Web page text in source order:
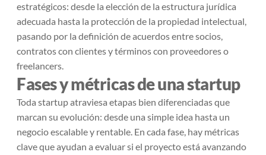
estratégicos: desde la elección de la estructura jurídica
adecuada hasta la protección de la propiedad intelectual,
pasando por la definición de acuerdos entre socios,
contratos con clientes y términos con proveedores o
freelancers.
Fases y métricas de una startup
Toda startup atraviesa etapas bien diferenciadas que
marcan su evolución: desde una simple idea hasta un
negocio escalable y rentable. En cada fase, hay métricas
clave que ayudan a evaluar si el proyecto está avanzando